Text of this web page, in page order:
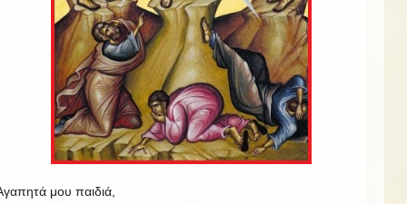
μου παιδιά,